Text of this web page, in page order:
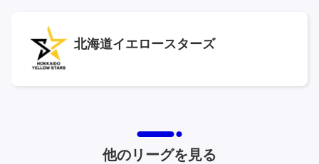
北海道イエロースターズ
他のリーグを見る